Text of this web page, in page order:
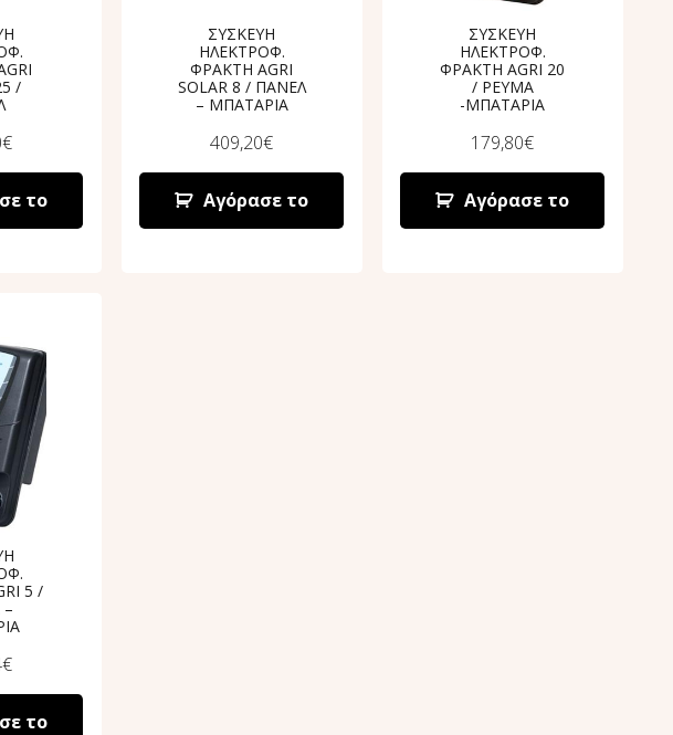
/
€
το
ΣΥΣΚΕΥΗ
ΗΛΕΚΤΡΟΦ.
ΦΡΑΚΤΗ AGRI
SOLAR 8 / ΠΑΝΕΛ
– ΜΠΑΤΑΡΙΑ
409,20€
Αγόρασε το
ΣΥΣΚΕΥΗ
ΗΛΕΚΤΡΟΦ.
ΦΡΑΚΤΗ AGRI 20
/ ΡΕΥΜΑ
-ΜΠΑΤΑΡΙΑ
179,80€
Αγόρασε το
5 /
€
το